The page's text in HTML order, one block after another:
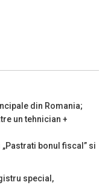
ce se conecteaza
caractere. Caractere per
30 taste
la 30 000).
din Romania;
un tehnician +
bonul fiscal” si
special,